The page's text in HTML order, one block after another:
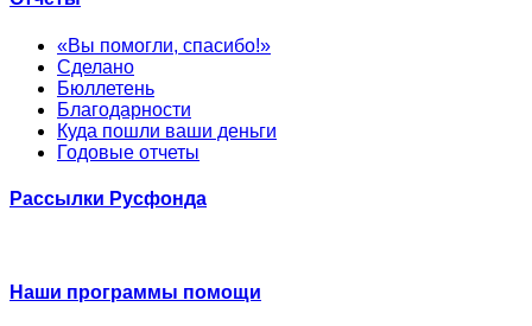
«Вы помогли, спасибо!»
Сделано
Бюллетень
Благодарности
Куда пошли ваши деньги
Годовые отчеты
Рассылки Русфонда
Наши программы помощи